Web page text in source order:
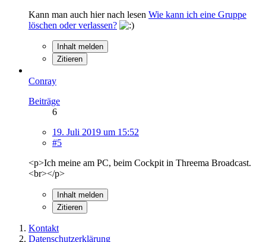
Kann man auch hier nach lesen Wie kann ich eine Gruppe
löschen oder verlassen?
Inhalt melden
Zitieren
Conray
Beiträge
6
19. Juli 2019 um 15:52
#5
<p>Ich meine am PC, beim Cockpit in Threema Broadcast.
<br></p>
Inhalt melden
Zitieren
Kontakt
Datenschutzerklärung